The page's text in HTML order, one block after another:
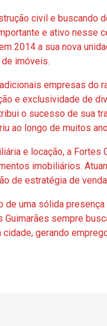
civil e buscando
e ativo nesse
2014 a sua nova
imóveis.
empresas do
e exclusividade de
o sucesso de sua
ao longo de muitos
e locação, a Fortes
imobiliários.
de estratégia de
de uma sólida
sempre
gerando